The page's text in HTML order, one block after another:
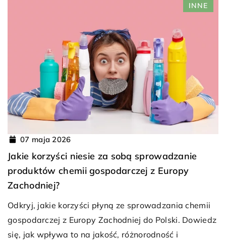
INNE
07 maja 2026
Jakie korzyści niesie za sobą sprowadzanie
produktów chemii gospodarczej z Europy
Zachodniej?
Odkryj, jakie korzyści płyną ze sprowadzania chemii
gospodarczej z Europy Zachodniej do Polski. Dowiedz
się, jak wpływa to na jakość, różnorodność i